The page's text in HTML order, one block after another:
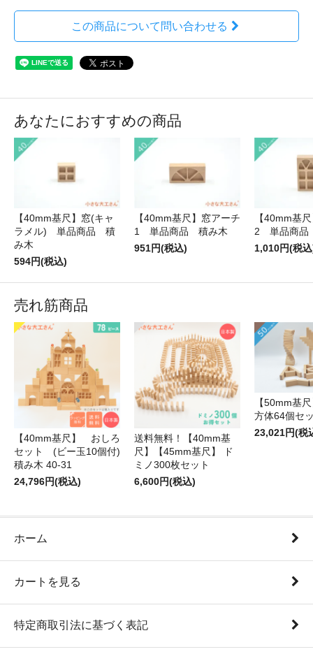
この商品について問い合わせる
あなたにおすすめの商品
【40mm基尺】窓(キャ
ラメル) 単品商品 積
み木
594円(税込)
【40mm基尺】窓アーチ
1 単品商品 積み木
951円(税込)
【40mm基
2 単品商品
1,010円(税
売れ筋商品
【40mm基尺】 おしろ
セット (ビー玉10個付)
積み木 40-31
24,796円(税込)
送料無料！【40mm基
尺】【45mm基尺】 ド
ミノ300枚セット
6,600円(税込)
【50mm基
方体64個セ
23,021円(税
ホーム
カートを見る
特定商取引法に基づく表記